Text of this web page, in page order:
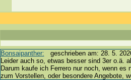
Bonsaipanther: geschrieben am: 28. 5.
Leider auch so, etwas besser sind 3er o.ä.
Darum kaufe ich Ferrero nur noch, wenn es
zum Vorstellen, oder besondere Angebote,